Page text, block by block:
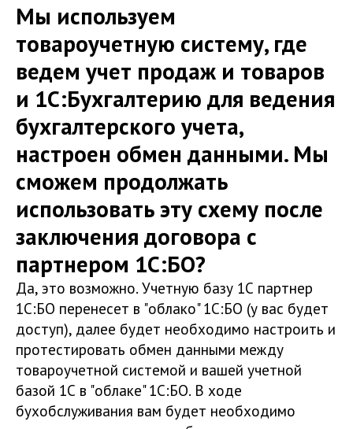
Мы используем
товароучетную систему, где
ведем учет продаж и товаров
и 1С:Бухгалтерию для ведения
бухгалтерского учета,
настроен обмен данными. Мы
сможем продолжать
использовать эту схему после
заключения договора с
партнером 1С:БО?
Да, это возможно. Учетную базу 1С партнер
1С:БО перенесет в "облако" 1С:БО (у вас будет
доступ), далее будет необходимо настроить и
протестировать обмен данными между
товароучетной системой и вашей учетной
базой 1С в "облаке" 1С:БО. В ходе
бухобслуживания вам будет необходимо